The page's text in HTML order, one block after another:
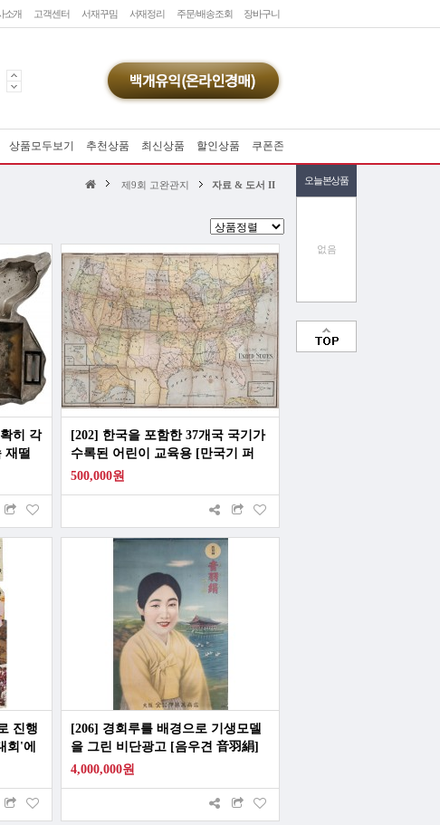
소개 고객센터 서재꾸밈 서재정리 주문/배송조회 장바구니
상품모두보기 추천상품 최신상품 할인상품 쿠폰존
오늘본상품
없음
제9회 고완관지 자료 & 도서 II
히 각
재떨
[202] 한국을 포함한 37개국 국기가
수록된 어린이 교육용 [만국기 퍼
즐]
500,000원
진행
회'에
[206] 경회루를 배경으로 기생모델
을 그린 비단광고 [음우견 音羽絹]
상품 광고 포스터
4,000,000원